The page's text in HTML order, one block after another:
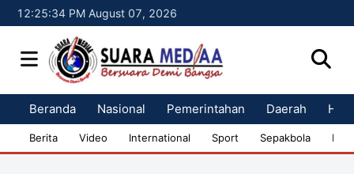
12:25:34 PM August 07, 2026
Beranda Nasional Pemerintahan Daerah
Berita Video International Sport Sepakbola